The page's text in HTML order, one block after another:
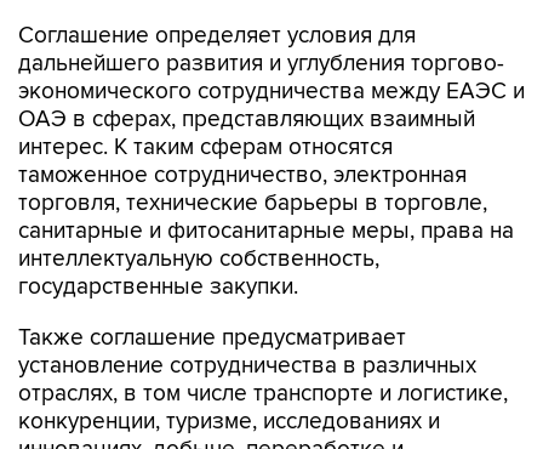
Соглашение определяет условия для
дальнейшего развития и углубления торгово-
экономического сотрудничества между ЕАЭС и
ОАЭ в сферах, представляющих взаимный
интерес. К таким сферам относятся
таможенное сотрудничество, электронная
торговля, технические барьеры в торговле,
санитарные и фитосанитарные меры, права на
интеллектуальную собственность,
государственные закупки.
Также соглашение предусматривает
установление сотрудничества в различных
отраслях, в том числе транспорте и логистике,
конкуренции, туризме, исследованиях и